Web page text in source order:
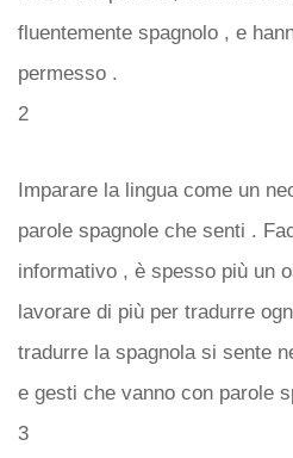
fluentemente spagnolo , e
permesso .
2
Imparare la lingua come un
parole spagnole che senti .
informativo , è spesso più un
lavorare di più per tradurre
tradurre la spagnola si sente
e gesti che vanno con parole
3